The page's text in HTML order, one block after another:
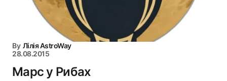
By Лілія AstroWay
28.08.2015
Марс у Рибах